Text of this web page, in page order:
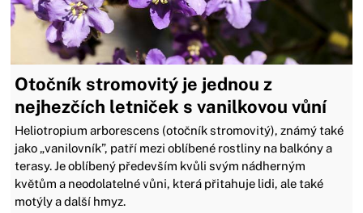
Otočník stromovitý je jednou z
nejhezčích letniček s vanilkovou vůní
Heliotropium arborescens (otočník stromovitý), známý také
jako „vanilovník”, patří mezi oblíbené rostliny na balkóny a
terasy. Je oblíbený především kvůli svým nádherným
květům a neodolatelné vůni, která přitahuje lidi, ale také
motýly a další hmyz.